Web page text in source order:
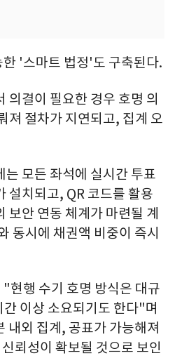
'스마트 법정'도 구축된다.
의결이 필요한 경우 호명 의
져 절차가 지연되고, 집계 오
는 모든 좌석에 실시간 투표
설치되고, QR 코드를 활용
보안 연동 체계가 마련될 계
동시에 채권액 비중이 즉시
현행 수기 호명 방식은 대규
이상 소요되기도 한다"며
내외 집계, 공표가 가능해져
뢰성이 확보될 것으로 보인